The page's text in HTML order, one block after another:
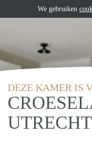
DEZE KAMER IS
UTRECHT
We gebruiken